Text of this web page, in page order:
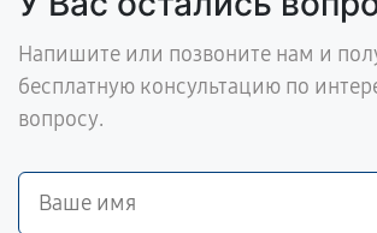
Напишите или позвоните нам и
бесплатную консультацию по
вопросу.